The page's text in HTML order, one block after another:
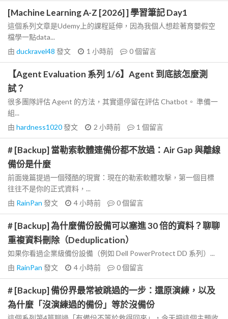
[Machine Learning A-Z [2026] ] 學習筆記 Day1
這個系列文章是Udemy上的課程延伸，因為我個人想趁著育嬰假空
檔學一點data...
由 duckravel48 發文 1 小時前 0個留言
【Agent Evaluation 系列 1/6】Agent 到底該怎麼測
試？
很多團隊評估 Agent 的方法，其實還停留在評估 Chatbot。 準備一
組...
由 hardness1020發文 2 小時前 1 個留言
# [Backup] 當勒索軟體連備份都不放過：Air Gap 與離線
備份是什麼
前面幾篇提過一個殘酷的現實：現在的勒索軟體攻擊，第一個目標
往往不是你的正式資料，...
由 RainPan 發文 4 小時前 0個留言
# [Backup] 為什麼備份設備可以塞進 30 倍的資料？聊聊
重複資料刪除（Deduplication）
如果你看過企業級備份設備（例如 Dell PowerProtect DD 系列）...
由 RainPan 發文 4 小時前 0個留言
# [Backup] 備份界最常被跳過的一步：還原演練，以及
為什麼「沒演練過的備份」等於沒備份